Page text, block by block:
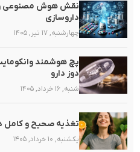
نقش هوش مصنوعی و
داروسازی
چهارشنبه, ۱۷ تیر, ۱۴۰۵
پچ هوشمند
دوز دارو
شنبه, ۱۶ خرداد, ۱۴۰۵
تغذیه صحیح و کامل
یکشنبه, ۱۰ خرداد, ۱۴۰۵